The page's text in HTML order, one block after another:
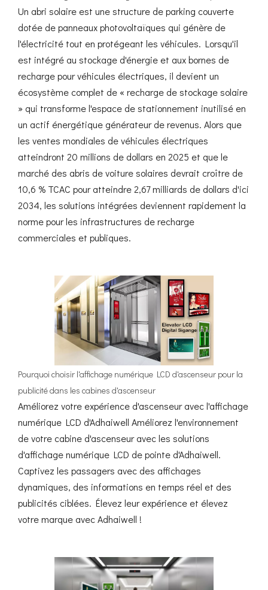
Un abri solaire est une structure de parking couverte
dotée de panneaux photovoltaïques qui génère de
l'électricité tout en protégeant les véhicules. Lorsqu'il
est intégré au stockage d'énergie et aux bornes de
recharge pour véhicules électriques, il devient un
écosystème complet de « recharge de stockage solaire
» qui transforme l'espace de stationnement inutilisé en
un actif énergétique générateur de revenus. Alors que
les ventes mondiales de véhicules électriques
atteindront 20 millions de dollars en 2025 et que le
marché des abris de voiture solaires devrait croître de
10,6 % TCAC pour atteindre 2,67 milliards de dollars d'ici
2034, les solutions intégrées deviennent rapidement la
norme pour les infrastructures de recharge
commerciales et publiques.
Pourquoi choisir l'affichage numérique LCD d'ascenseur pour la
publicité dans les cabines d'ascenseur
Améliorez votre expérience d'ascenseur avec l'affichage
numérique LCD d'Adhaiwell Améliorez l'environnement
de votre cabine d'ascenseur avec les solutions
d'affichage numérique LCD de pointe d'Adhaiwell.
Captivez les passagers avec des affichages
dynamiques, des informations en temps réel et des
publicités ciblées. Élevez leur expérience et élevez
votre marque avec Adhaiwell !